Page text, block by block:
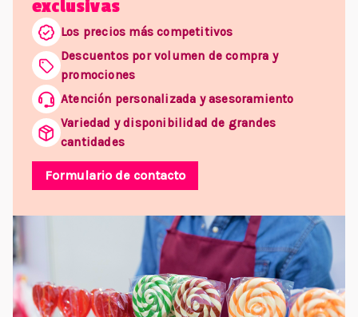
exclusivas
Los precios más competitivos
Descuentos por volumen de compra y
promociones
Atención personalizada y asesoramiento
Variedad y disponibilidad de grandes
cantidades
Formulario de contacto